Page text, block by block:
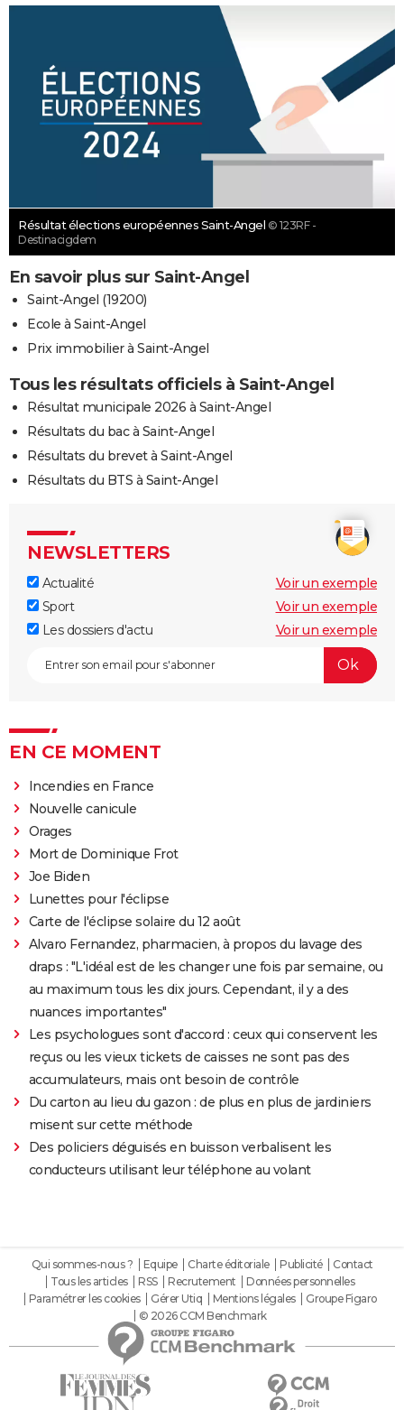
Résultat élections européennes Saint-Angel © 123RF -
Destinacigdem
En savoir plus sur Saint-Angel
Saint-Angel (19200)
Ecole à Saint-Angel
Prix immobilier à Saint-Angel
Tous les résultats officiels à Saint-Angel
Résultat municipale 2026 à Saint-Angel
Résultats du bac à Saint-Angel
Résultats du brevet à Saint-Angel
Résultats du BTS à Saint-Angel
NEWSLETTERS
Actualité
Voir un exemple
Sport
Voir un exemple
Les dossiers d'actu
Voir un exemple
EN CE MOMENT
Incendies en France
Nouvelle canicule
Orages
Mort de Dominique Frot
Joe Biden
Lunettes pour l'éclipse
Carte de l'éclipse solaire du 12 août
Alvaro Fernandez, pharmacien, à propos du lavage des
draps : "L'idéal est de les changer une fois par semaine, ou
au maximum tous les dix jours. Cependant, il y a des
nuances importantes"
Les psychologues sont d'accord : ceux qui conservent les
reçus ou les vieux tickets de caisses ne sont pas des
accumulateurs, mais ont besoin de contrôle
Du carton au lieu du gazon : de plus en plus de jardiniers
misent sur cette méthode
Des policiers déguisés en buisson verbalisent les
conducteurs utilisant leur téléphone au volant
Qui sommes-nous ? Equipe Charte éditoriale Publicité
Contact
Tous les articles
RSS Recrutement
Données personnelles
Paramétrer les cookies
Gérer Utiq Mentions légales
Groupe Figaro
© 2026 CCM Benchmark